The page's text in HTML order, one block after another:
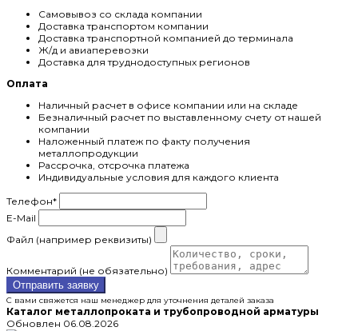
Самовывоз со склада компании
Доставка транспортом компании
Доставка транспортной компанией до терминала
Ж/д и авиаперевозки
Доставка для труднодоступных регионов
Оплата
Наличный расчет в офисе компании или на складе
Безналичный расчет по выставленному счету от нашей
компании
Наложенный платеж по факту получения
металлопродукции
Рассрочка, отсрочка платежа
Индивидуальные условия для каждого клиента
Телефон*
E-Mail
Файл (например реквизиты)
Комментарий (не обязательно)
Отправить заявку
С вами свяжется наш менеджер для уточнения деталей заказа
Каталог металлопроката и трубопроводной арматуры
Обновлен 06.08.2026